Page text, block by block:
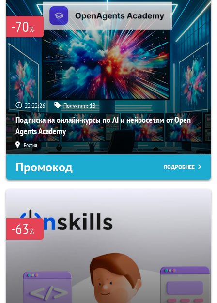
-70%
22:22:23 Получили:18
Подписка на онлайн-курсы по AI и нейросетям от Open
Agents Academy
Россия
Промокод ПОДРОБНЕЕ
-63%